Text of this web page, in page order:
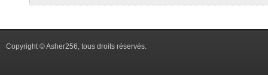
Copyright © Asher256, tous droits réservés.